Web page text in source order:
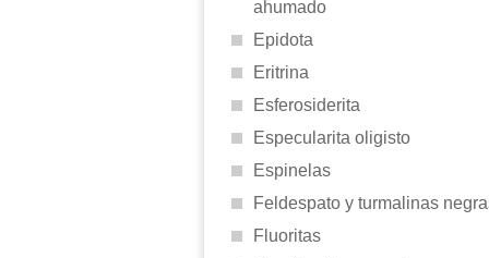
ahumado
Epidota
Eritrina
Esferosiderita
Especularita oligisto
Espinelas
Feldespato y turmalinas
Fluoritas